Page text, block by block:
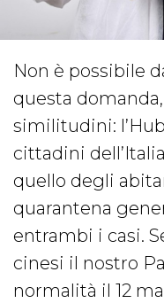
Non è possibile
questa
similitudini:
cittadini
quello degli
quarantena
entrambi i casi.
cinesi il nostro
normalità il 12